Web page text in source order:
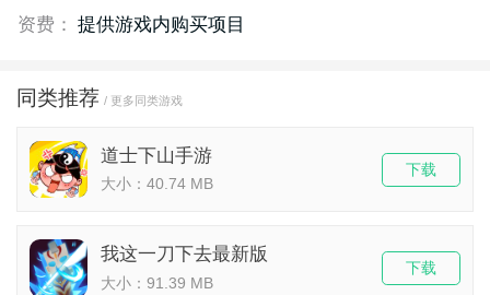
资费： 提供游戏内购买项目
同类推荐 / 更多同类游戏
道士下山手游
大小：40.74 MB
下载
我这一刀下去最新版
大小：91.39 MB
下载